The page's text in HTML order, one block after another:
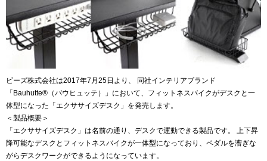
ビーズ株式会社は2017年7月25日より、 同社インテリアブランド
「Bauhutte®（バウヒュッテ）」において、フィットネスバイクがデスクと一
体型になった「エクササイズデスク」を発売します。
＜製品概要＞
「エクササイズデスク」は名前の通り、デスクで運動できる製品です。 上下昇
降可能なデスクとフィットネスバイクが一体型になっており、ペダルを漕ぎな
がらデスクワークができるようになっています。